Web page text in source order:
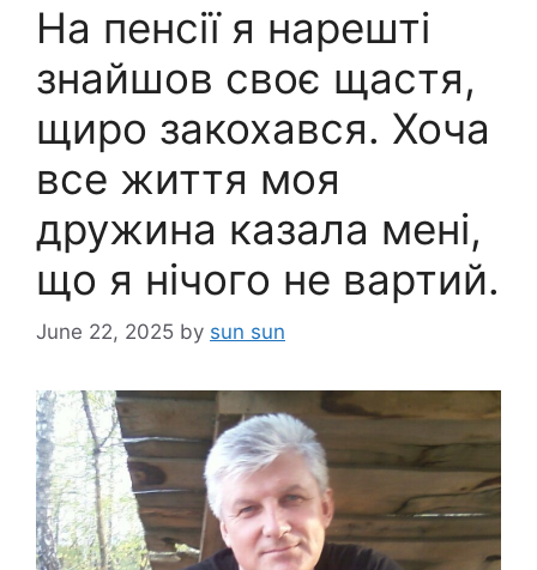
На пенсії я нарешті
знайшов своє щастя,
щиро закохався. Хоча
все життя моя
дружина казала мені,
що я нічого не вартий.
June 22, 2025 by sun sun